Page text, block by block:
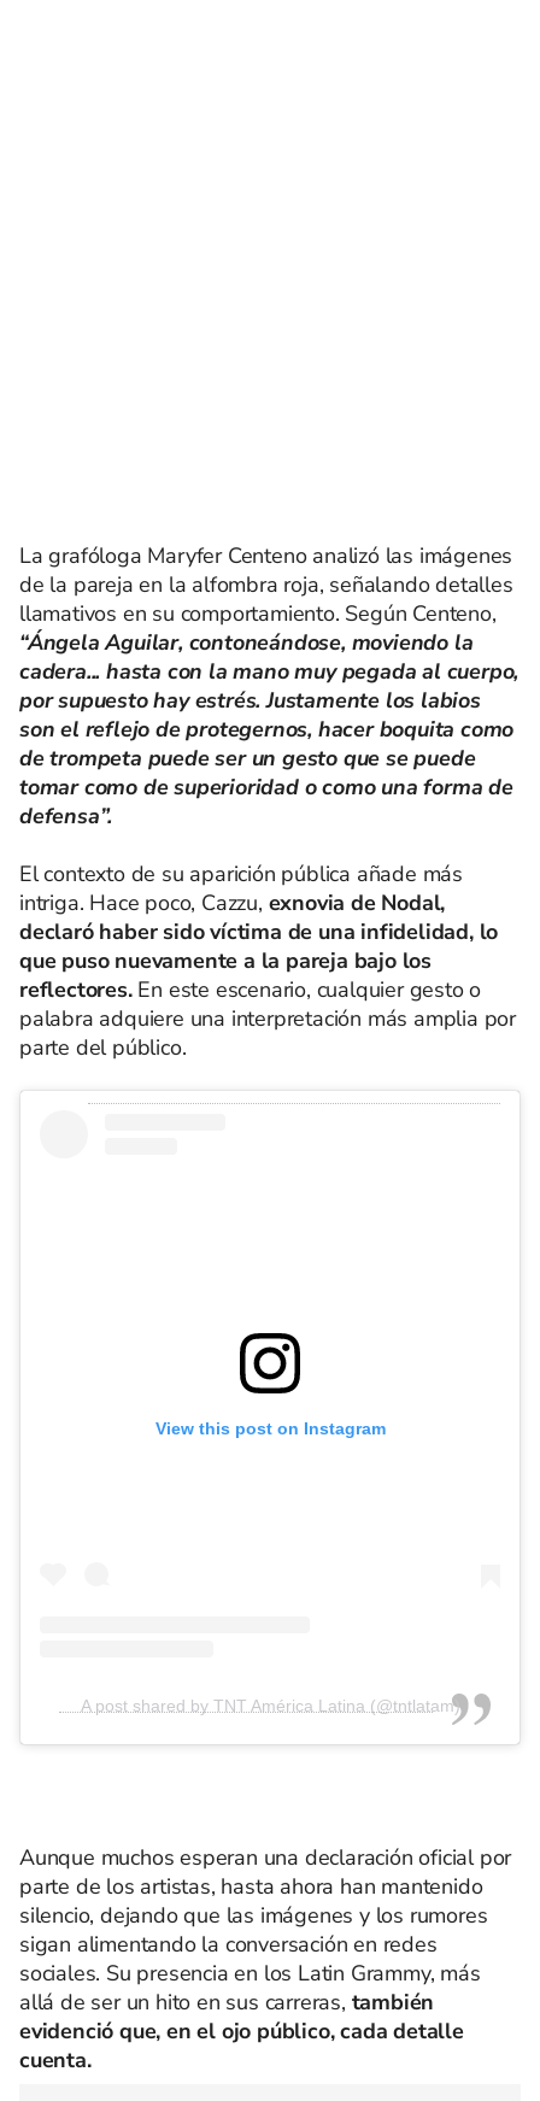
La grafóloga Maryfer Centeno analizó las imágenes
de la pareja en la alfombra roja, señalando detalles
llamativos en su comportamiento. Según Centeno,
“Ángela Aguilar, contoneándose, moviendo la
cadera... hasta con la mano muy pegada al cuerpo,
por supuesto hay estrés. Justamente los labios
son el reflejo de protegernos, hacer boquita como
de trompeta puede ser un gesto que se puede
tomar como de superioridad o como una forma de
defensa”.
El contexto de su aparición pública añade más
intriga. Hace poco, Cazzu, exnovia de Nodal,
declaró haber sido víctima de una infidelidad, lo
que puso nuevamente a la pareja bajo los
reflectores. En este escenario, cualquier gesto o
palabra adquiere una interpretación más amplia por
parte del público.
View this post on Instagram
A post shared by TNT América Latina (@tntlatam)
Aunque muchos esperan una declaración oficial por
parte de los artistas, hasta ahora han mantenido
silencio, dejando que las imágenes y los rumores
sigan alimentando la conversación en redes
sociales. Su presencia en los Latin Grammy, más
allá de ser un hito en sus carreras, también
evidenció que, en el ojo público, cada detalle
cuenta.